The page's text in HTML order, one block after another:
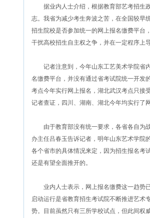
据业内人士介绍，根据教育部艺考招生政
志。我省为减少考生奔波之苦，在全国较早
招生院校是否参加统一的网上报名缴费平台
干扰高校招生自主权之争，并在一定程序上
记者注意到，今年山东工艺美术学院省内
名缴费平台，并没有通过省考试院统一开发
考点今年实行网上报名，湖北武汉考点只接
记者查证，四川、湖南、湖北今年均实行了
由于教育部没有统一要求，各省各自为战
办主任吕春玉告诉记者，明年山东艺术学院
各个省市的具体情况来定，因为招生报名考
还是有望全面推开的。
业内人士表示，网上报名缴费这一趋势已
启动运行是省教育招生考试院不断推进艺术
势。目前虽然只有三所学校试点，但此间权